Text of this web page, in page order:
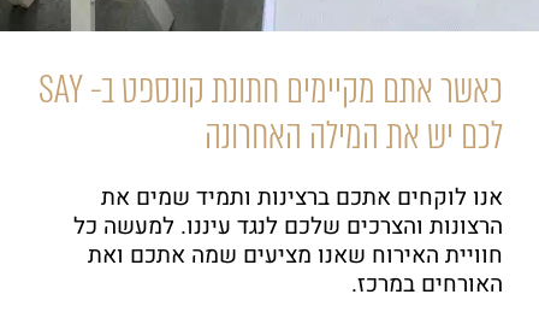
כאשר אתם מקיימים חתונת קונספט ב- SAY
לכם יש את המילה האחרונה
אנו לוקחים אתכם ברצינות ותמיד שמים את
הרצונות והצרכים שלכם לנגד עיננו. למעשה כל
חוויית האירוח שאנו מציעים שמה אתכם ואת
האורחים במרכז.